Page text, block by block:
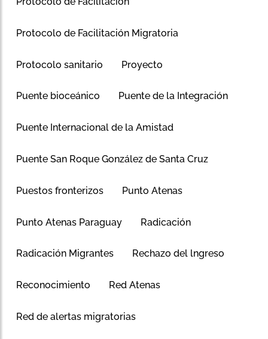
Protocolo de Facilitación Migratoria
Protocolo sanitario Proyecto
Puente bioceánico Puente de la Integración
Puente Internacional de la Amistad
Puente San Roque González de Santa Cruz
Puestos fronterizos Punto Atenas
Punto Atenas Paraguay Radicación
Radicación Migrantes Rechazo del lngreso
Reconocimiento Red Atenas
Red de alertas migratorias